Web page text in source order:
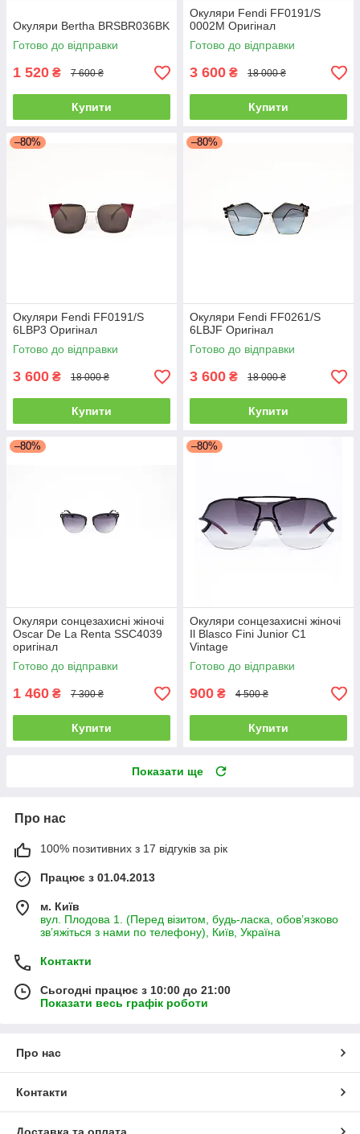
Окуляри Bertha BRSBR036BK
Готово до відправки
1 520 ₴ 7 600 ₴
Купити
Окуляри Fendi FF0191/S
0002M Оригінал
Готово до відправки
3 600 ₴ 18 000 ₴
Купити
–80%
Окуляри Fendi FF0191/S
6LBP3 Оригінал
Готово до відправки
3 600 ₴ 18 000 ₴
Купити
–80%
Окуляри Fendi FF0261/S
6LBJF Оригінал
Готово до відправки
3 600 ₴ 18 000 ₴
Купити
–80%
Окуляри сонцезахисні жіночі
Oscar De La Renta SSC4039
оригінал
Готово до відправки
1 460 ₴ 7 300 ₴
Купити
–80%
Окуляри сонцезахисні жіночі
Il Blasco Fini Junior C1
Vintage
Готово до відправки
900 ₴ 4 500 ₴
Купити
Показати ще
Про нас
100% позитивних з 17 відгуків за рік
Працює з 01.04.2013
м. Київ
вул. Плодова 1. (Перед візитом, будь-ласка, обов’язково
зв’яжіться з нами по телефону), Київ, Україна
Контакти
Сьогодні працює з 10:00 до 21:00
Показати весь графік роботи
Про нас
Контакти